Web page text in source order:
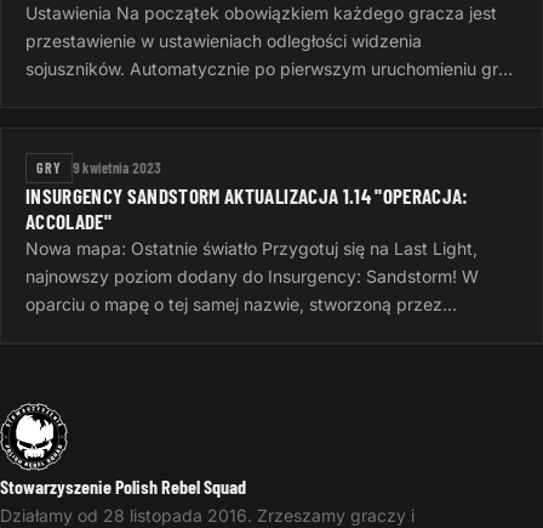
Ustawienia Na początek obowiązkiem każdego gracza jest
przestawienie w ustawieniach odległości widzenia
sojuszników. Automatycznie po pierwszym uruchomieniu gry
GRY 9 kwietnia 2023
INSURGENCY SANDSTORM AKTUALIZACJA 1.14 "OPERACJA:
ACCOLADE"
Nowa mapa: Ostatnie światło Przygotuj się na Last Light,
najnowszy poziom dodany do Insurgency: Sandstorm! W
oparciu o mapę o tej samej nazwie, stworzoną przez
Stowarzyszenie Polish Rebel Squad
Działamy od 28 listopada 2016. Zrzeszamy graczy i